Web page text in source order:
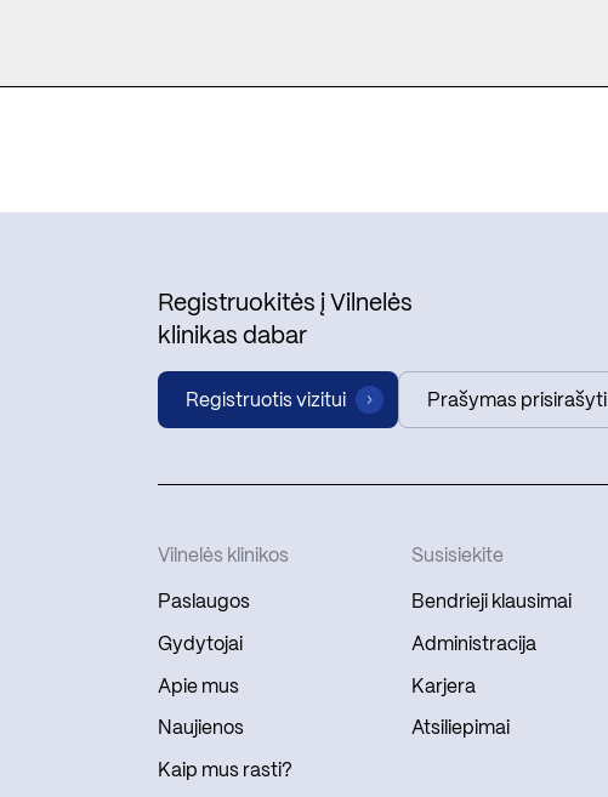
Registruokitės į Vilnelės
klinikas dabar
Registruotis vizitui Prašymas prisirašyti
Vilnelės klinikos
Paslaugos
Gydytojai
Apie mus
Naujienos
Kaip mus rasti?
Susisiekite
Bendrieji klausimai
Administracija
Karjera
Atsiliepimai